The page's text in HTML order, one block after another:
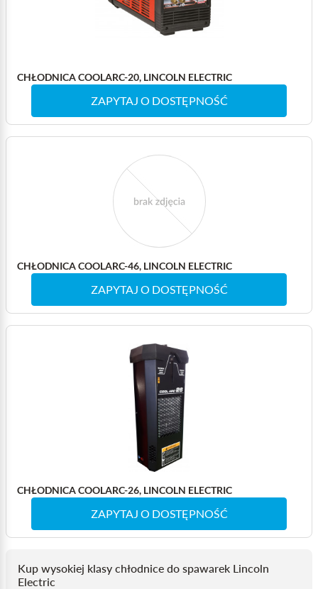
CHŁODNICA COOLARC-20, LINCOLN ELECTRIC
ZAPYTAJ O DOSTĘPNOŚĆ
CHŁODNICA COOLARC-46, LINCOLN ELECTRIC
ZAPYTAJ O DOSTĘPNOŚĆ
CHŁODNICA COOLARC-26, LINCOLN ELECTRIC
ZAPYTAJ O DOSTĘPNOŚĆ
Kup wysokiej klasy chłodnice do spawarek Lincoln
Electric